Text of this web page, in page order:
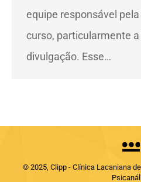
equipe responsável
curso, particularmente
divulgação. Esse…
© 2025, Clipp - Clínica Lacaniana